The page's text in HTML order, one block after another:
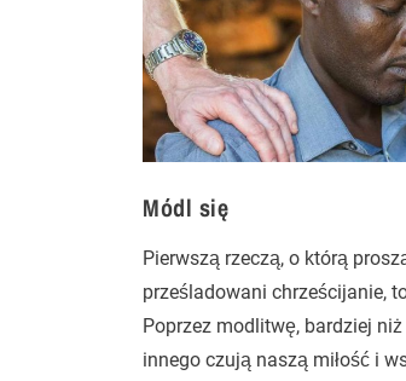
Módl się
Pierwszą rzeczą, o którą
prześladowani chrześcijanie,
Poprzez modlitwę, bardziej
innego czują naszą miłość i